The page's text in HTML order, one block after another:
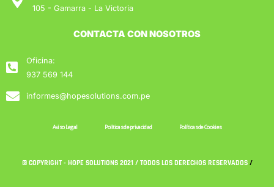
105 - Gamarra - La Victoria
CONTACTA CON NOSOTROS
Oficina:
937 569 144
informes@hopesolutions.com.pe
Aviso Legal Políticas de privacidad Políticas de Cookies
© COPYRIGHT - HOPE SOLUTIONS 2021 / TODOS LOS DERECHOS RESERVADOS /